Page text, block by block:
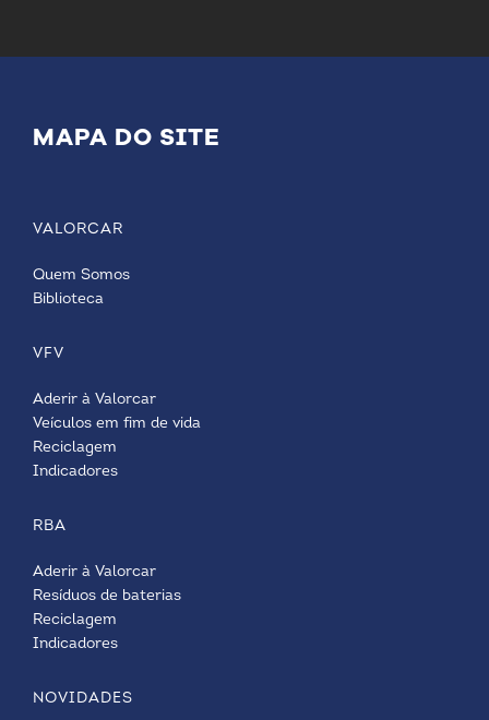
MAPA DO SITE
VALORCAR
Quem Somos
Biblioteca
VFV
Aderir à Valorcar
Veículos em fim de vida
Reciclagem
Indicadores
RBA
Aderir à Valorcar
Resíduos de baterias
Reciclagem
Indicadores
NOVIDADES